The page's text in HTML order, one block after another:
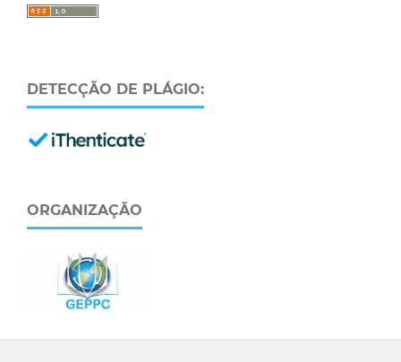
DETECÇÃO DE PLÁGIO:
ORGANIZAÇÃO